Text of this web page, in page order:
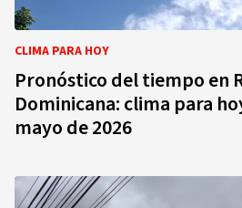
CLIMA PARA HOY
Pronóstico del tiempo en
Dominicana: clima para
mayo de 2026